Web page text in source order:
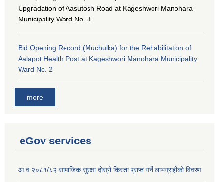
Upgradation of Aasutosh Road at Kageshwori Manohara
Municipality Ward No. 8
Bid Opening Record (Muchulka) for the Rehabilitation of
Aalapot Health Post at Kageshwori Manohara Municipality
Ward No. 2
more
eGov services
आ.व.२०८१/८२ सामाजिक सुरक्षा दोस्रो किस्ता प्राप्त गर्ने लाभग्राहीको विवरण